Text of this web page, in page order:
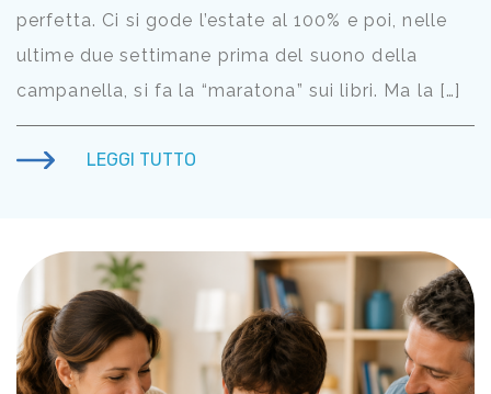
perfetta. Ci si gode l’estate al 100% e poi, nelle
ultime due settimane prima del suono della
campanella, si fa la “maratona” sui libri. Ma la […]
LEGGI TUTTO